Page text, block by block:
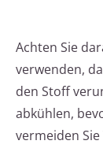
Achten Sie
verwenden,
den Stoff
abkühlen,
vermeiden